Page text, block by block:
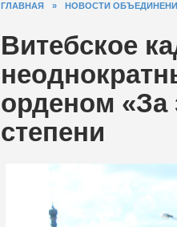
ГЛАВНАЯ » НОВОСТИ
Витебское
орденом «За
степени